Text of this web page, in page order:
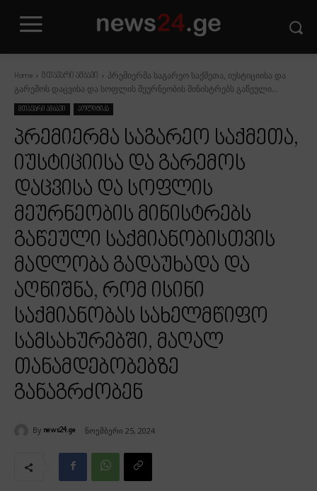
Home მთავარი ამბავი
პრემიერმა საგარეო საქმეთა, იუსტიციისა და
გარემოს დაცვისა და სოფლის მეურნეობის მინისტრებს გაწეული...
მთავარი ამბავი პოლიტიკა
პრემიერმა საგარეო საქმეთა,
იუსტიციისა და გარემოს
დაცვისა და სოფლის
მეურნეობის მინისტრებს
გაწეული საქმიანობისთვის
მადლობა გადაუხადა და
აღნიშნა, რომ ისინი
საქმიანობას სახელმწიფო
სამსახურებში, მაღალ
თანამდებობებზე
განაგრძობენ
By news24.ge ნოემბერი 25, 2024